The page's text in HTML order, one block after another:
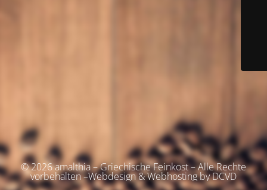
© 2026 amalthia – Griechische Feinkost – Alle Rechte
vorbehalten –Webdesign & Webhosting by DCVD